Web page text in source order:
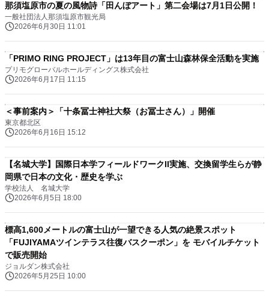
那須塩原市の夏の風物詩「田んぼアート」第二会場は7月1日公開！
一般社団法人那須塩原市観光局
2026年6月30日 11:01
「PRIMO RING PROJECT」は13年目の富士山森林保全活動を実施
プリモグローバルホールディングス株式会社
2026年6月17日 11:15
＜事前案内＞「十条冨士神社大祭（お冨士さん）」開催
東京都北区
2026年6月16日 15:12
【名城大学】国際日本学フィールドワークII実施、交換留学生らが静
岡県で日本の文化・歴史を学ぶ
学校法人 名城大学
2026年6月5日 18:00
標高1,600メートルの富士山が一望できる人気の絶景スポット
「FUJIYAMAツインテラス往復バスクーポン」を モバイルチケット
で販売開始
ジョルダン株式会社
2026年5月25日 10:00